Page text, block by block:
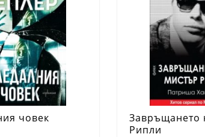
човек
Завръщането
Рипли